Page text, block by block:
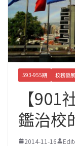
593-955期 校務發展
【901
鑑治校
2014-11-16